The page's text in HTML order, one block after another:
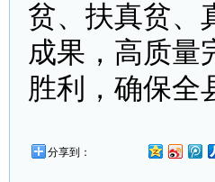
贫、扶真贫、
成果，高质量
胜利，确保全
分享到：